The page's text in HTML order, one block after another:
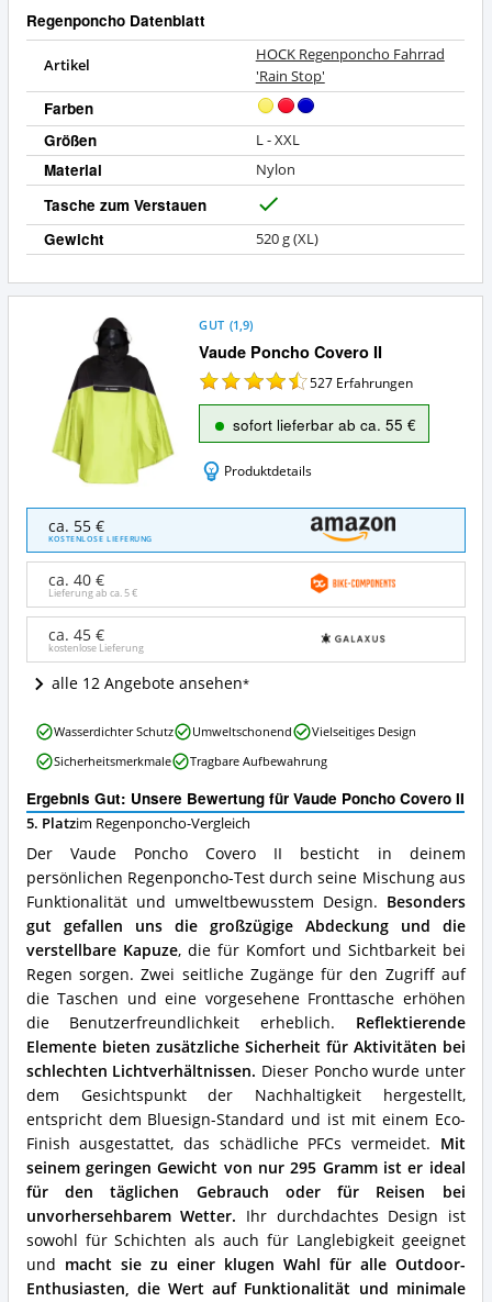
Regenponcho Datenblatt
Artikel
HOCK Regenponcho Fahrrad
'Rain Stop'
Farben
Größen
L - XXL
Material Nylon
Tasche zum Verstauen
a
Gewicht 520 g (XL)
Vaude Poncho Covero II
GUT (1,9)
527 Erfahrungen
sofort lieferbar ab ca. 55 €
Produktdetails
Vaude
Poncho
Covero
Angebote:
Wo
dieser
Regenponcho
erhältlich?
ca. 55 €
KOSTENLOSE LIEFERUNG
ca. 40 €
Lieferung ab ca.5 €
ca. 45 €
kostenlose Lieferung
alle 12 Angebote ansehen
Ergebnis Gut: Unsere Bewertung für Vaude Poncho Covero II
5. Platzim Regenponcho-Vergleich
Der Vaude Poncho Covero II besticht in deinem
persönlichen Regenponcho-Test durch seine Mischung aus
Funktionalität und umweltbewusstem Design. Besonders
gut gefallen uns die großzügige Abdeckung und die
verstellbare Kapuze, die für Komfort und Sichtbarkeit bei
Regen sorgen. Zwei seitliche Zugänge für den Zugriff auf
die Taschen und eine vorgesehene Fronttasche erhöhen
die Benutzerfreundlichkeit erheblich. Reflektierende
Elemente bieten zusätzliche Sicherheit für Aktivitäten bei
schlechten Lichtverhältnissen. Dieser Poncho wurde unter
dem Gesichtspunkt der Nachhaltigkeit hergestellt,
entspricht dem Bluesign-Standard und ist mit einem Eco-
Finish ausgestattet, das schädliche PFCs vermeidet. Mit
seinem geringen Gewicht von nur 295 Gramm ist er ideal
für den täglichen Gebrauch oder für Reisen bei
unvorhersehbarem Wetter. Ihr durchdachtes Design ist
sowohl für Schichten als auch für Langlebigkeit geeignet
und macht sie zu einer klugen Wahl für alle Outdoor-
Enthusiasten, die Wert auf Funktionalität und minimale
Vaude
Poncho
Covero
Vorteile:
Was
spricht
für
diesen
Regenponcho?
Wasserdichter Schutz Umweltschonend
Vielseitiges Design
Sicherheitsmerkmale
Tragbare Aufbewahrung